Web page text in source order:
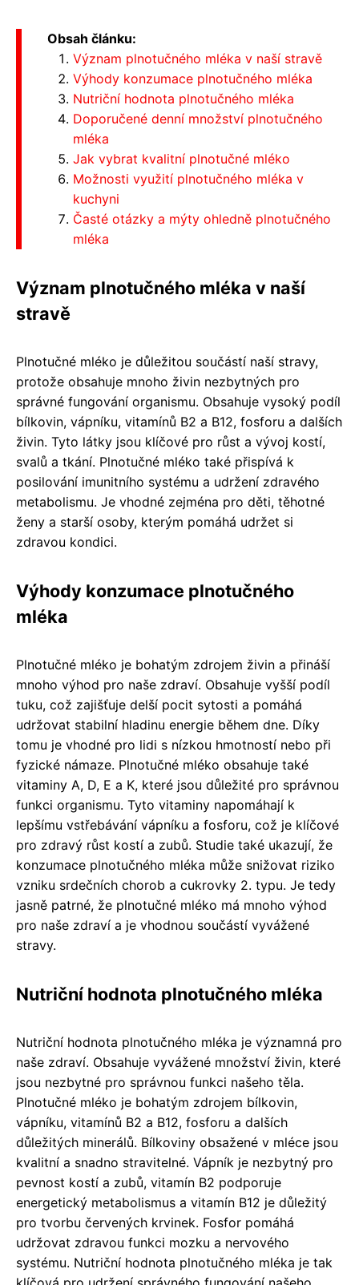
Obsah článku:
Význam plnotučného mléka v naší stravě
Výhody konzumace plnotučného mléka
Nutriční hodnota plnotučného mléka
Doporučené denní množství plnotučného
mléka
Jak vybrat kvalitní plnotučné mléko
Možnosti využití plnotučného mléka v
kuchyni
Časté otázky a mýty ohledně plnotučného
mléka
Význam plnotučného mléka v naší
stravě
Plnotučné mléko je důležitou součástí naší stravy,
protože obsahuje mnoho živin nezbytných pro
správné fungování organismu. Obsahuje vysoký podíl
bílkovin, vápníku, vitamínů B2 a B12, fosforu a dalších
živin. Tyto látky jsou klíčové pro růst a vývoj kostí,
svalů a tkání. Plnotučné mléko také přispívá k
posilování imunitního systému a udržení zdravého
metabolismu. Je vhodné zejména pro děti, těhotné
ženy a starší osoby, kterým pomáhá udržet si
zdravou kondici.
Výhody konzumace plnotučného
mléka
Plnotučné mléko je bohatým zdrojem živin a přináší
mnoho výhod pro naše zdraví. Obsahuje vyšší podíl
tuku, což zajišťuje delší pocit sytosti a pomáhá
udržovat stabilní hladinu energie během dne. Díky
tomu je vhodné pro lidi s nízkou hmotností nebo při
fyzické námaze. Plnotučné mléko obsahuje také
vitaminy A, D, E a K, které jsou důležité pro správnou
funkci organismu. Tyto vitaminy napomáhají k
lepšímu vstřebávání vápníku a fosforu, což je klíčové
pro zdravý růst kostí a zubů. Studie také ukazují, že
konzumace plnotučného mléka může snižovat riziko
vzniku srdečních chorob a cukrovky 2. typu. Je tedy
jasně patrné, že plnotučné mléko má mnoho výhod
pro naše zdraví a je vhodnou součástí vyvážené
stravy.
Nutriční hodnota plnotučného mléka
Nutriční hodnota plnotučného mléka je významná pro
naše zdraví. Obsahuje vyvážené množství živin, které
jsou nezbytné pro správnou funkci našeho těla.
Plnotučné mléko je bohatým zdrojem bílkovin,
vápníku, vitamínů B2 a B12, fosforu a dalších
důležitých minerálů. Bílkoviny obsažené v mléce jsou
kvalitní a snadno stravitelné. Vápník je nezbytný pro
pevnost kostí a zubů, vitamín B2 podporuje
energetický metabolismus a vitamín B12 je důležitý
pro tvorbu červených krvinek. Fosfor pomáhá
udržovat zdravou funkci mozku a nervového
systému. Nutriční hodnota plnotučného mléka je tak